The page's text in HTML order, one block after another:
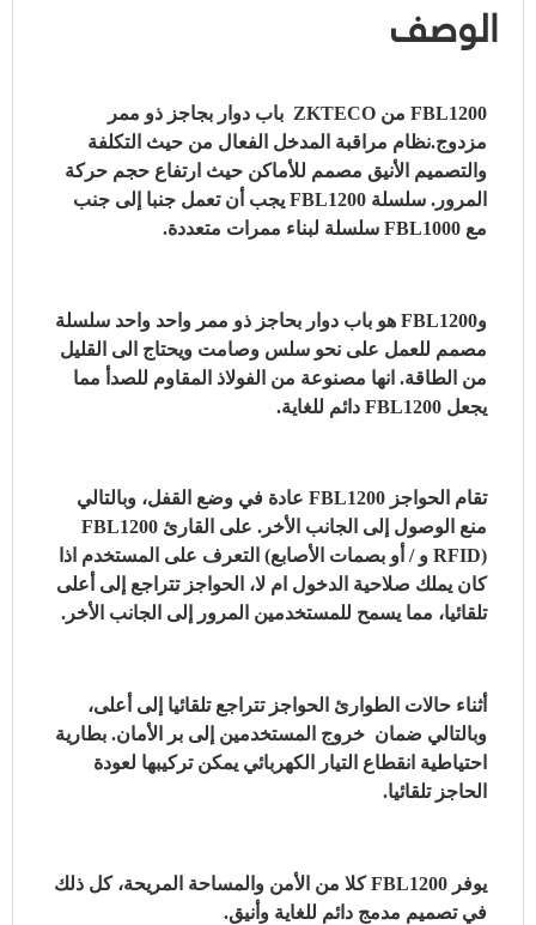
الوصف
FBL1200 من ZKTECO باب دوار بجاجز ذو ممر
مزدوج.نظام مراقبة المدخل الفعال من حيث التكلفة
والتصميم الأنيق مصمم للأماكن حيث ارتفاع حجم حركة
المرور. سلسلة FBL1200 يجب أن تعمل جنبا إلى جنب
مع FBL1000 سلسلة لبناء ممرات متعددة.
وFBL1200 هو باب دوار بحاجز ذو ممر واحد واحد سلسلة
مصمم للعمل على نحو سلس وصامت ويحتاج الى القليل
من الطاقة. انها مصنوعة من الفولاذ المقاوم للصدأ مما
يجعل FBL1200 دائم للغاية.
تقام الحواجز FBL1200 عادة في وضع القفل، وبالتالي
منع الوصول إلى الجانب الأخر. على القارئ FBL1200
(RFID و / أو بصمات الأصابع) التعرف على المستخدم اذا
كان يملك صلاحية الدخول ام لا، الحواجز تتراجع إلى أعلى
تلقائيا، مما يسمح للمستخدمين المرور إلى الجانب الأخر.
أثناء حالات الطوارئ الحواجز تتراجع تلقائيا إلى أعلى،
وبالتالي ضمان خروج المستخدمين إلى بر الأمان. بطارية
احتياطية انقطاع التيار الكهربائي يمكن تركيبها لعودة
الحاجز تلقائيا.
يوفر FBL1200 كلا من الأمن والمساحة المريحة، كل ذلك
في تصميم مدمج دائم للغاية وأنيق.